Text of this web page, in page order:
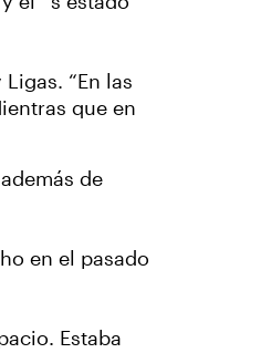
“En las
que en
de
en el pasado
Estaba